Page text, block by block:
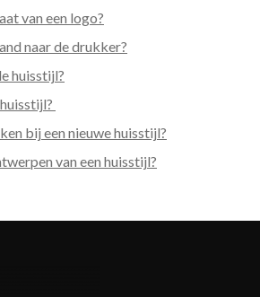
van een logo?
naar de drukker?
huisstijl?
bij een nieuwe huisstijl?
van een huisstijl?